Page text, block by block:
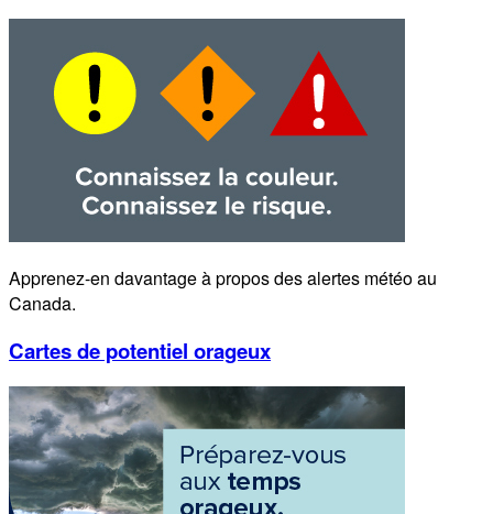
Apprenez-en davantage à propos des alertes météo au
Canada.
Cartes de potentiel orageux